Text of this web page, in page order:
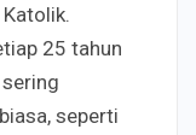
25 tahun
seperti